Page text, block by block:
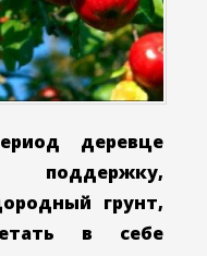
деревце
поддержку,
грунт,
в себе